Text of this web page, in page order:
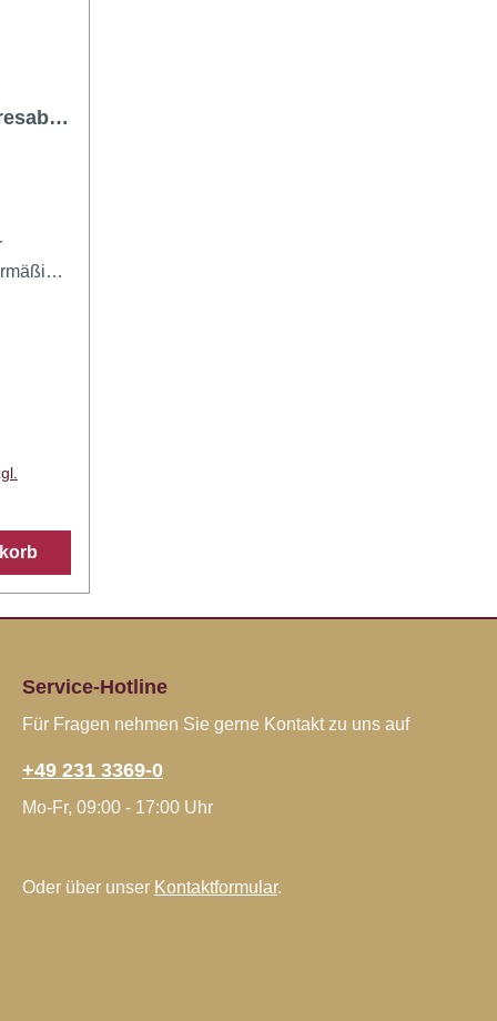
zum
Service-Hotline
Für Fragen nehmen Sie gerne Kontakt zu uns auf
+49 231 3369-0
Mo-Fr, 09:00 - 17:00 Uhr
Oder über unser Kontaktformular.